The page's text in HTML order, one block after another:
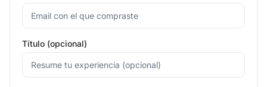
Título (opcional)